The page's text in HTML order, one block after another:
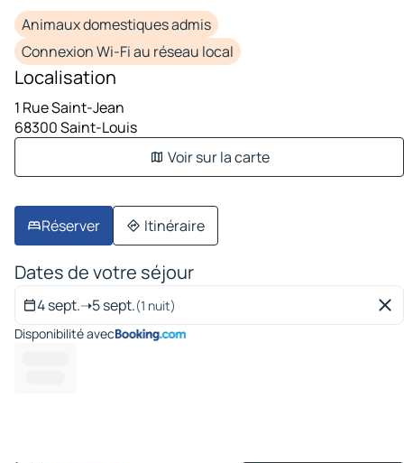
Animaux domestiques admis
Connexion Wi-Fi au réseau local
Localisation
1 Rue Saint-Jean
68300 Saint-Louis
Voir sur la carte
Réserver Itinéraire
Dates de votre séjour
4 sept.➝5 sept.(1 nuit)
Disponibilité avec